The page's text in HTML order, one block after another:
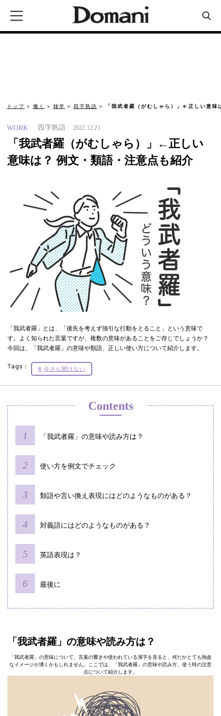
トップ 働く 雑学 四字熟語 「我武者羅（がむしゃら）」←正しい意
WORK 四字熟語 2022.12.21
「我武者羅（がむしゃら）」←正しい
意味は？ 例⽂・類語・注意点も紹介
「我武者羅」とは、「後先を考えず強引な行動をとること」という意味で
す。よく知られた言葉ですが、複数の意味があることをご存じでしょうか？
今回は、「我武者羅」の意味や類語、正しい使い方について紹介します。
Tags： 今さら聞けない
Contents
「我武者羅」の意味や読み⽅は？
使い⽅を例⽂でチェック
類語や⾔い換え表現にはどのようなものがある？
対義語にはどのようなものがある？
英語表現は？
最後に
「我武者羅」の意味や読み⽅は？
「我武者羅」の意味について、言葉の響きや使われている漢字を見ると、何だかとても熱血
なイメージが湧くかもしれません。ここでは、「我武者羅」の意味や読み方、使う時の注意
点について紹介します。